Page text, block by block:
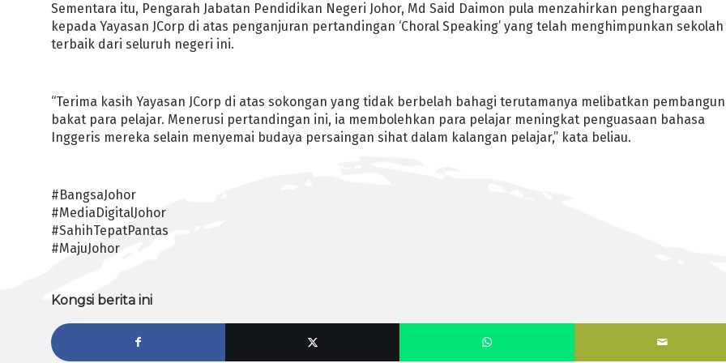
Sementara itu, Pengarah Jabatan Pendidikan Negeri Johor, Md Said Daimon pula menzahirkan penghargaan
kepada Yayasan JCorp di atas penganjuran pertandingan ‘Choral Speaking’ yang telah menghimpunkan sekolah
terbaik dari seluruh negeri ini.
“Terima kasih Yayasan JCorp di atas sokongan yang tidak berbelah bahagi terutamanya melibatkan
bakat para pelajar. Menerusi pertandingan ini, ia membolehkan para pelajar meningkat penguasaan bahasa
Inggeris mereka selain menyemai budaya persaingan sihat dalam kalangan pelajar,” kata beliau.
#BangsaJohor
#MediaDigitalJohor
#SahihTepatPantas
#MajuJohor
Kongsi berita ini